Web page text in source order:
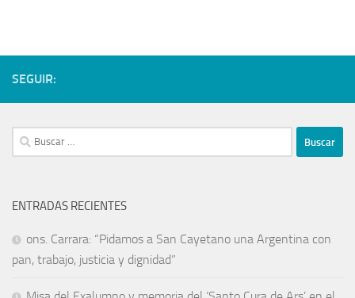
SEGUIR:
ENTRADAS RECIENTES
ons. Carrara: “Pidamos a San Cayetano una Argentina con
pan, trabajo, justicia y dignidad”